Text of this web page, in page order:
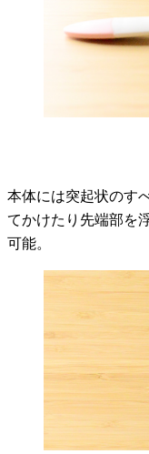
本体には突起状のす
てかけたり先端部を
可能。